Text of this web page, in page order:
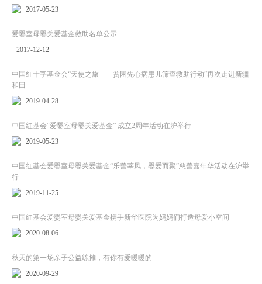
2017-05-23
爱婴室母婴关爱基金救助名单公示
2017-12-12
中国红十字基金会“天使之旅——贫困先心病患儿筛查救助行动”再次走进新疆
和田
2019-04-28
中国红基会“爱婴室母婴关爱基金” 成立2周年活动在沪举行
2019-05-23
中国红基会爱婴室母婴关爱基金“乐善莘风，婴爱而聚”慈善嘉年华活动在沪举
行
2019-11-25
中国红基会爱婴室母婴关爱基金携手新华医院为妈妈们打造母爱小空间
2020-08-06
秋天的第一场亲子公益练摊，有你有爱暖暖的
2020-09-29